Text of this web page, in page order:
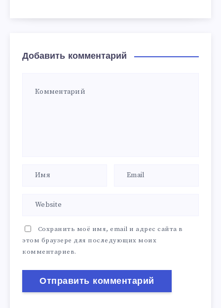
Добавить комментарий
Сохранить моё имя, email и адрес сайта в
этом браузере для последующих моих
комментариев.